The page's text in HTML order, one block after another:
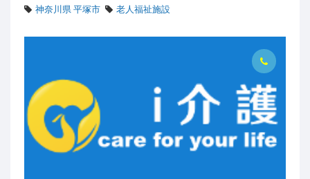
神奈川県 平塚市
老人福祉施設